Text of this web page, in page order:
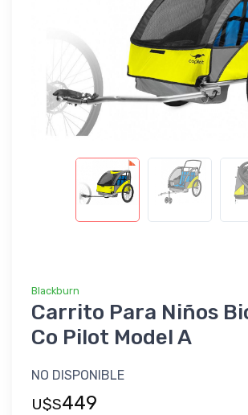
Blackburn
Carrito Para Niños
Co Pilot Model A
NO DISPONIBLE
U$S449